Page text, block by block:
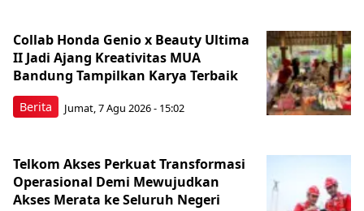
Berita
Collab Honda Genio x Beauty Ultima
II Jadi Ajang Kreativitas MUA
Bandung Tampilkan Karya Terbaik
Jumat, 7 Agu 2026 - 15:02
Telkom Akses Perkuat Transformasi
Operasional Demi Mewujudkan
Akses Merata ke Seluruh Negeri